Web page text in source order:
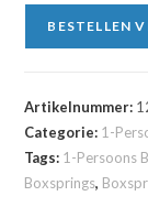
BESTELLEN
Artikelnummer:
Categorie: 1-
Tags: 1-Persoons
Boxsprings,